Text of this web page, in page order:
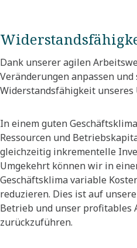
Dank unserer agilen
Veränderungen anpassen
Widerstandsfähigkeit unseres
In einem guten
Ressourcen und
gleichzeitig inkrementelle
Umgekehrt können wir in
Geschäftsklima variable
reduzieren. Dies ist auf
Betrieb und unser profitables
zurückzuführen.